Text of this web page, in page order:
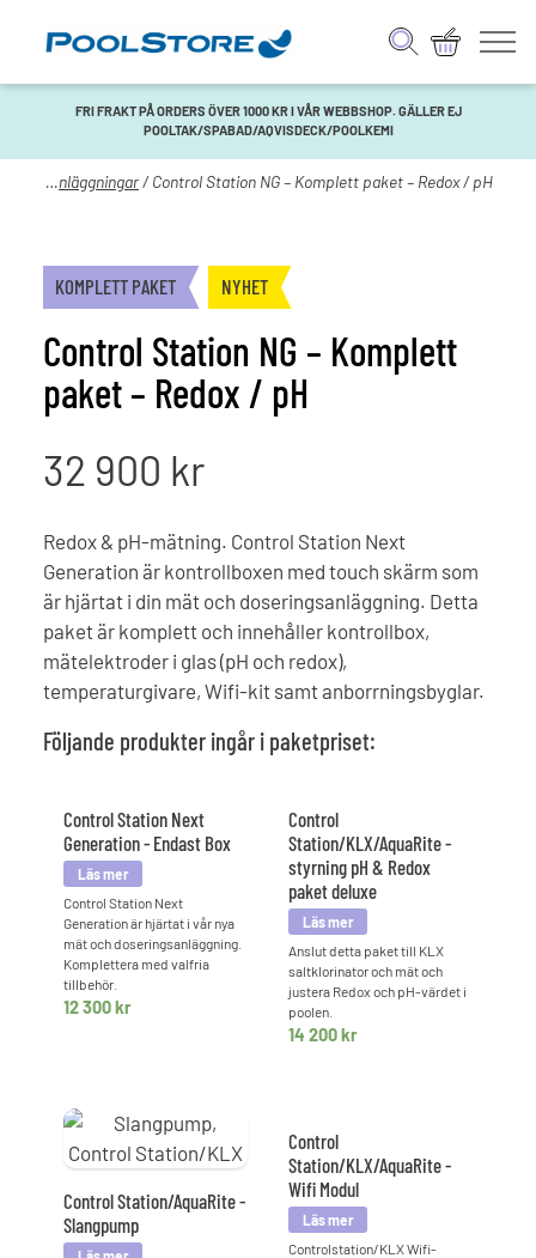
FRI FRAKT PÅ ORDERS ÖVER 1000 KR I VÅR WEBBSHOP. GÄLLER EJ
POOLTAK/SPABAD/AQVISDECK/POOLKEMI
Mät- och doseringsanläggningar/ Control Station NG – Komplett paket – Redox / pH
KOMPLETT PAKET NYHET
Control Station NG – Komplett
paket – Redox / pH
32 900 kr
Redox & pH-mätning. Control Station Next
Generation är kontrollboxen med touch skärm som
är hjärtat i din mät och doseringsanläggning. Detta
paket är komplett och innehåller kontrollbox,
mätelektroder i glas (pH och redox),
temperaturgivare, Wifi-kit samt anborrningsbyglar.
Följande produkter ingår i paketpriset:
Control Station Next
Generation - Endast Box
Control Station Next
Generation är hjärtat i vår nya
mät och doseringsanläggning.
Komplettera med valfria
tillbehör.
12 300kr
Control
Station/KLX/AquaRite -
styrning pH & Redox
paket deluxe
Anslut detta paket till KLX
saltklorinator och mät och
justera Redox och pH-värdet i
poolen.
14 200kr
Control Station/AquaRite -
Slangpump
Control
Station/KLX/AquaRite -
Wifi Modul
Controlstation/KLX Wifi-